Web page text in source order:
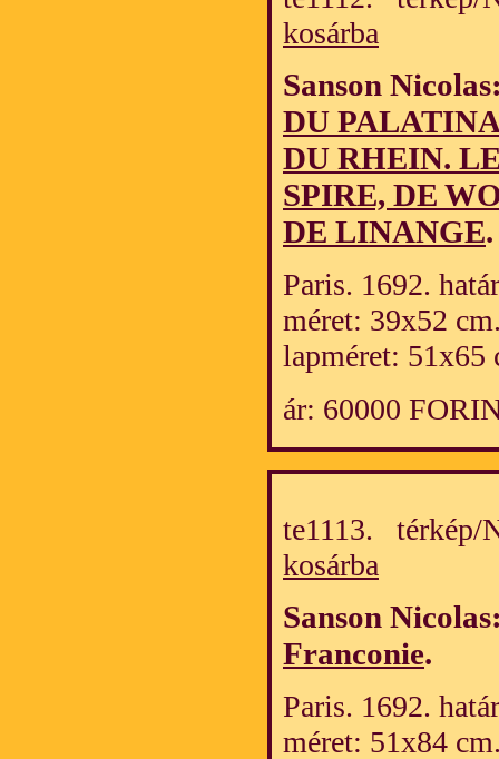
kosárba
Sanson
DU
DU RHEIN.
SPIRE, DE
DE LINANGE.
Paris. 1692.
méret: 39x52
lapméret: 51x65
ár: 60000
te1113. térkép/
kosárba
Sanson
Franconie.
Paris. 1692.
méret: 51x84